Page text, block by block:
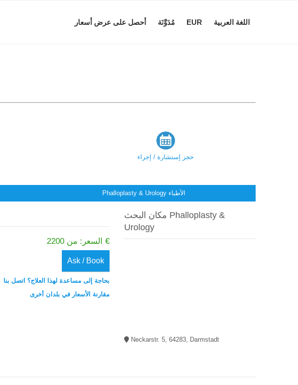
أحصل على عرض أسعار مُدَوَّنَة EUR اللغة العربية
حجز إستشارة / إجراء
السعر: من 2200 €
Ask / Book
بحاجة إلى مساعدة لهذا العلاج؟ اتصل بنا
مقارنة الأسعار في بلدان أخرى
مكان البحث Phalloplasty &
Urology
Neckarstr. 5, 64283, Darmstadt
Phalloplasty & Urology الأطباء